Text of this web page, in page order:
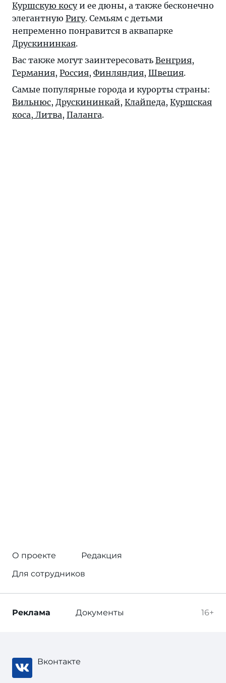
Куршскую косуи ее дюны, а также бесконечно
элегантную Ригу. Семьям с детьми
непременно понравится в аквапарке
Друскининкая.
Вас также могут заинтересовать Венгрия,
Германия, Россия, Финляндия, Швеция.
Самые популярные города и курорты страны:
Вильнюс, Друскининкай, Клайпеда, Куршская
коса, Литва, Паланга.
О проекте
Редакция
Для сотрудников
16+
Реклама Документы
Вконтакте